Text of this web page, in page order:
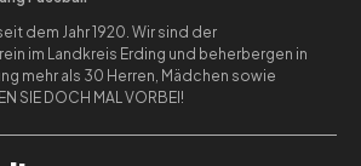
dem Jahr 1920. Wir sind der
im Landkreis Erding und beherbergen in
mehr als 30 Herren, Mädchen sowie
SIE DOCH MAL VORBEI!